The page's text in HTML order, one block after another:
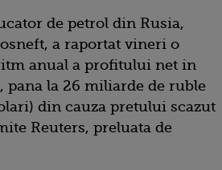
de petrol din Rusia,
a raportat vineri o
anual a profitului net in
pana la 26 miliarde de ruble
din cauza pretului scazut
Reuters, preluata de